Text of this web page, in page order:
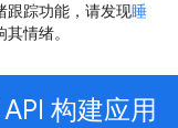
跟踪功能，请发现睡
情绪。
构建应用